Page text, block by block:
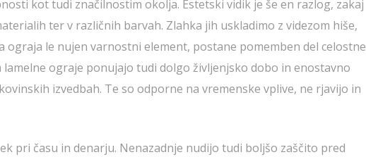
kot tudi značilnostim okolja. Estetski vidik je še en razlog, zakaj
ter v različnih barvah. Zlahka jih uskladimo z videzom hiše,
le nujen varnostni element, postane pomemben del celostne
lamelne ograje ponujajo tudi dolgo življenjsko dobo in enostavno
izvedbah. Te so odporne na vremenske vplive, ne rjavijo in
pri času in denarju. Nenazadnje nudijo tudi boljšo zaščito pred